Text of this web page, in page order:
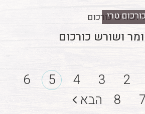
טרי
ושורש כורכום
2
3
4
5
6
7
8 הבא